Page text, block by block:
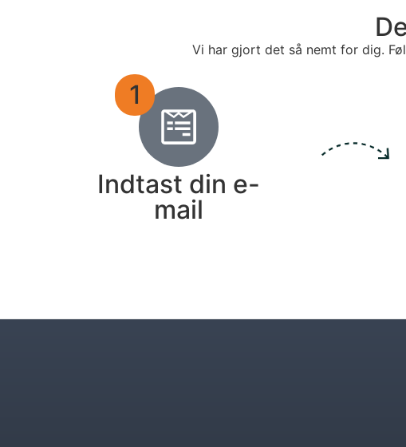
Vi har gjort det så nemt for dig.
1
Indtast din e-
mail